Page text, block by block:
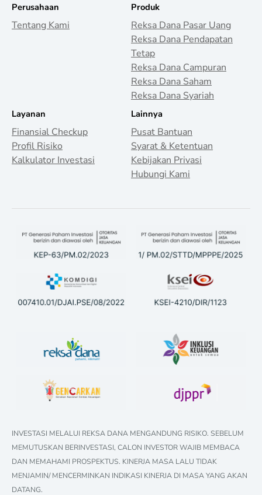
Perusahaan
Tentang Kami
Produk
Reksa Dana Pasar Uang
Reksa Dana Pendapatan
Tetap
Reksa Dana Campuran
Reksa Dana Saham
Reksa Dana Syariah
Layanan
Finansial Checkup
Profil Risiko
Kalkulator Investasi
Lainnya
Pusat Bantuan
Syarat & Ketentuan
Kebijakan Privasi
Hubungi Kami
INVESTASI MELALUI REKSA DANA MENGANDUNG RISIKO. SEBELUM
MEMUTUSKAN BERINVESTASI, CALON INVESTOR WAJIB MEMBACA
DAN MEMAHAMI PROSPEKTUS. KINERJA MASA LALU TIDAK
MENJAMIN/ MENCERMINKAN INDIKASI KINERJA DI MASA YANG AKAN
DATANG.